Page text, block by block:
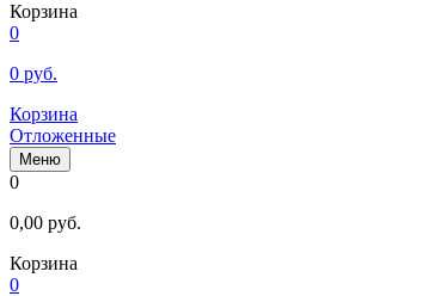
Корзина
0
0 руб.
Корзина
Отложенные
Меню
0
0,00 руб.
Корзина
0